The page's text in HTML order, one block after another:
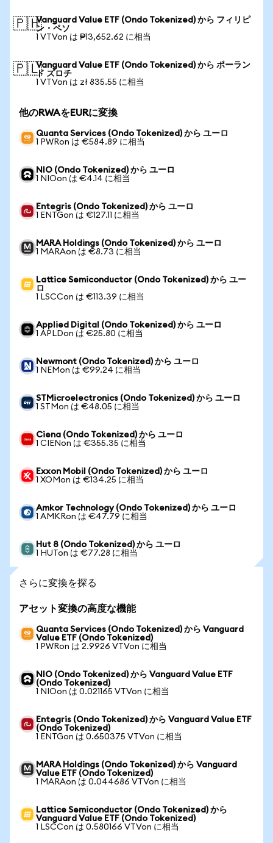
🇵🇭Vanguard Value ETF (Ondo Tokenized) から フィリピ
ン・ペソ
1 VTVon は ₱13,652.62 に相当
🇵🇱Vanguard Value ETF (Ondo Tokenized) から ポーラン
ド ズロチ
1 VTVon は zł 835.55 に相当
他のRWAをEURに変換
Quanta Services (Ondo Tokenized) から ユーロ
1 PWRon は €584.89 に相当
NIO (Ondo Tokenized) から ユーロ
1 NIOon は €4.14 に相当
Entegris (Ondo Tokenized) から ユーロ
1 ENTGon は €127.11 に相当
MARA Holdings (Ondo Tokenized) から ユーロ
1 MARAon は €8.73 に相当
Lattice Semiconductor (Ondo Tokenized) から ユー
ロ
1 LSCCon は €113.39 に相当
Applied Digital (Ondo Tokenized) から ユーロ
1 APLDon は €25.80 に相当
Newmont (Ondo Tokenized) から ユーロ
1 NEMon は €99.24 に相当
STMicroelectronics (Ondo Tokenized) から ユーロ
1 STMon は €48.05 に相当
Ciena (Ondo Tokenized) から ユーロ
1 CIENon は €355.35 に相当
Exxon Mobil (Ondo Tokenized) から ユーロ
1 XOMon は €134.25 に相当
Amkor Technology (Ondo Tokenized) から ユーロ
1 AMKRon は €47.79 に相当
Hut 8 (Ondo Tokenized) から ユーロ
1 HUTon は €77.28 に相当
さらに変換を探る
アセット変換の高度な機能
Quanta Services (Ondo Tokenized) から Vanguard
Value ETF (Ondo Tokenized)
1 PWRon は 2.9926 VTVon に相当
NIO (Ondo Tokenized) から Vanguard Value ETF
(Ondo Tokenized)
1 NIOon は 0.021165 VTVon に相当
Entegris (Ondo Tokenized) から Vanguard Value ETF
(Ondo Tokenized)
1 ENTGon は 0.650375 VTVon に相当
MARA Holdings (Ondo Tokenized) から Vanguard
Value ETF (Ondo Tokenized)
1 MARAon は 0.044686 VTVon に相当
Lattice Semiconductor (Ondo Tokenized) から
Vanguard Value ETF (Ondo Tokenized)
1 LSCCon は 0.580166 VTVon に相当